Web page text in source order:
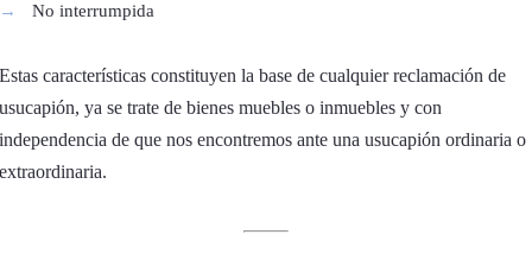
No interrumpida
características constituyen la base de cualquier reclamación de
ya se trate de bienes muebles o inmuebles y con
de que nos encontremos ante una usucapión ordinaria o